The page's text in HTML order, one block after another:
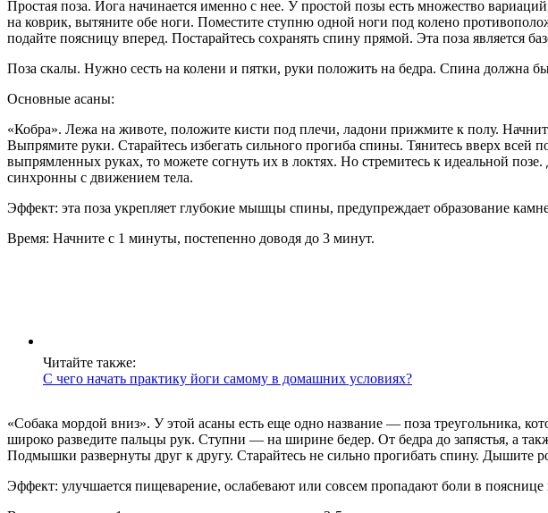
Простая поза. Йога начинается именно с нее. У простой позы есть множество
на коврик, вытяните обе ноги. Поместите ступню одной ноги под колено
подайте поясницу вперед. Постарайтесь сохранять спину прямой. Эта поза
Поза скалы. Нужно сесть на колени и пятки, руки положить на бедра. Спина должна
Основные асаны:
«Кобра». Лежа на животе, положите кисти под плечи, ладони прижмите к полу.
Выпрямите руки. Старайтесь избегать сильного прогиба спины. Тянитесь вверх
выпрямленных руках, то можете согнуть их в локтях. Но стремитесь к идеальной
синхронны с движением тела.
Эффект: эта поза укрепляет глубокие мышцы спины, предупреждает образование
Время: Начните с 1 минуты, постепенно доводя до 3 минут.
Читайте также:
С чего начать практику йоги самому в домашних условиях?
«Собака мордой вниз». У этой асаны есть еще одно название — поза треугольника,
широко разведите пальцы рук. Ступни — на ширине бедер. От бедра до запястья, а
Подмышки развернуты друг к другу. Старайтесь не сильно прогибать спину. Дышите
Эффект: улучшается пищеварение, ослабевают или совсем пропадают боли в